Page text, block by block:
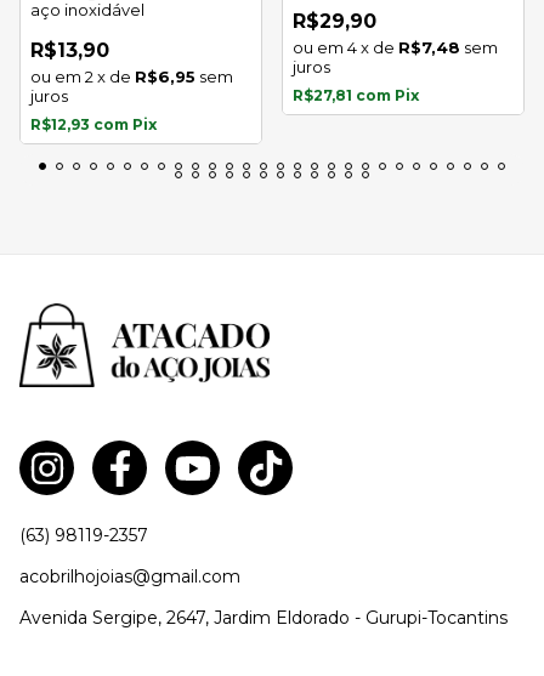
aço inoxidável
R$13,90
2 x de R$6,95 sem
juros
R$12,93 com Pix
R$29,90
4x de R$7,48 sem
juros
R$27,81 com Pix
(63) 98119-2357
acobrilhojoias@gmail.com
Avenida Sergipe, 2647, Jardim Eldorado - Gurupi-Tocantins